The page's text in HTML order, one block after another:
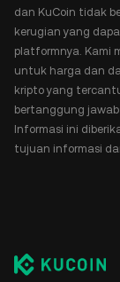
dan KuCoin tidak
kerugian yang
platformnya. Kami
untuk harga dan
kripto yang
bertanggung
Informasi ini
tujuan informasi